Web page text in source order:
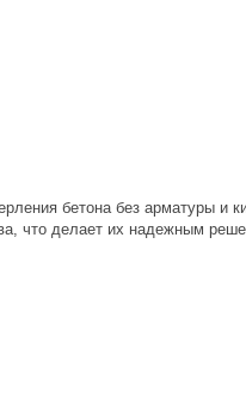
бетона без арматуры и
что делает их надежным